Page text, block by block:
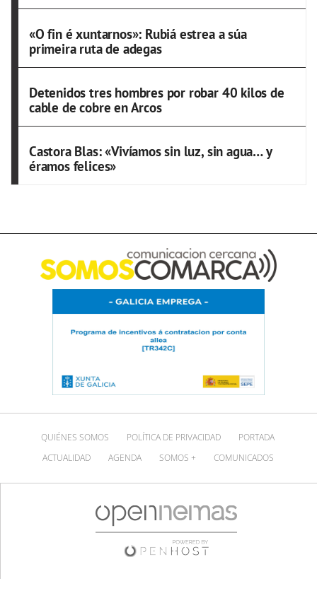
«O fin é xuntarnos»: Rubiá estrea a súa
primeira ruta de adegas
Detenidos tres hombres por robar 40 kilos de
cable de cobre en Arcos
Castora Blas: «Vivíamos sin luz, sin agua… y
éramos felices»
QUIÉNES SOMOS POLÍTICA DE PRIVACIDAD
PORTADA
ACTUALIDAD
AGENDA SOMOS + COMUNICADOS